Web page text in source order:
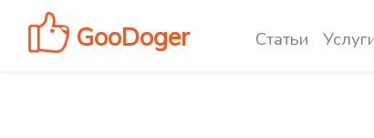
GooDoger Статьи